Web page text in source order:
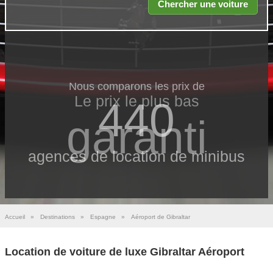
Nous comparons les prix de
440
agences de location de minibus
Le prix le​ plus bas
garanti
Accueil » Destinations » Espagne » Aéroport de Gibraltar
Location de voiture de luxe Gibraltar Aéroport